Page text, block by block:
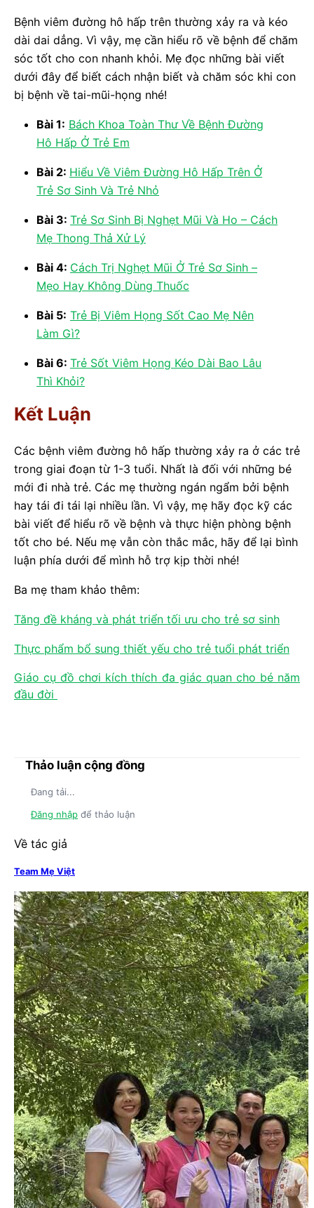
Bệnh viêm đường hô hấp trên thường xảy ra và kéo
dài dai dẳng. Vì vậy, mẹ cần hiểu rõ về bệnh để chăm
sóc tốt cho con nhanh khỏi. Mẹ đọc những bài viết
dưới đây để biết cách nhận biết và chăm sóc khi con
bị bệnh về tai-mũi-họng nhé!
Bài 1: Bách Khoa Toàn Thư Về Bệnh Đường
Hô Hấp Ở Trẻ Em
Bài 2: Hiểu Về Viêm Đường Hô Hấp Trên Ở
Trẻ Sơ Sinh Và Trẻ Nhỏ
Bài 3: Trẻ Sơ Sinh Bị Nghẹt Mũi Và Ho – Cách
Mẹ Thong Thả Xử Lý
Bài 4: Cách Trị Nghẹt Mũi Ở Trẻ Sơ Sinh –
Mẹo Hay Không Dùng Thuốc
Bài 5: Trẻ Bị Viêm Họng Sốt Cao Mẹ Nên
Làm Gì?
Bài 6: Trẻ Sốt Viêm Họng Kéo Dài Bao Lâu
Thì Khỏi?
Kết Luận
Các bệnh viêm đường hô hấp thường xảy ra ở các trẻ
trong giai đoạn từ 1-3 tuổi. Nhất là đối với những bé
mới đi nhà trẻ. Các mẹ thường ngán ngẩm bởi bệnh
hay tái đi tái lại nhiều lần. Vì vậy, mẹ hãy đọc kỹ các
bài viết để hiểu rõ về bệnh và thực hiện phòng bệnh
tốt cho bé. Nếu mẹ vẫn còn thắc mắc, hãy để lại bình
luận phía dưới để mình hỗ trợ kịp thời nhé!
Ba mẹ tham khảo thêm:
Tăng đề kháng và phát triển tối ưu cho trẻ sơ sinh
Thực phẩm bổ sung thiết yếu cho trẻ tuổi phát triển
Giáo cụ đồ chơi kích thích đa giác quan cho bé năm
đầu đời
Thảo luận cộng đồng
Đang tải...
Đăng nhập để thảo luận
Về tác giả
Team Mẹ Việt